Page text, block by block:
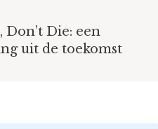
Don’t Die: een
uit de toekomst